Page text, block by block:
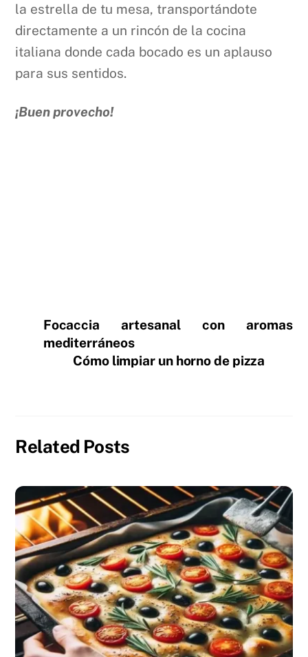
la estrella de tu mesa, transportándote
directamente a un rincón de la cocina
italiana donde cada bocado es un aplauso
para sus sentidos.
¡Buen provecho!
Focaccia artesanal con aromas
mediterráneos
Cómo limpiar un horno de pizza
Related Posts